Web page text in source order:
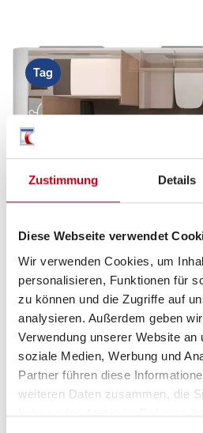
Zustimmung Details
Diese Webseite verwendet
Wir verwenden Cookies, um
personalisieren, Funktionen für
zu können und die Zugriffe auf
analysieren. Außerdem geben
Verwendung unserer Website an
soziale Medien, Werbung und
Partner führen diese
weiteren Daten zusammen, die
haben oder die sie im Rahmen
Tag